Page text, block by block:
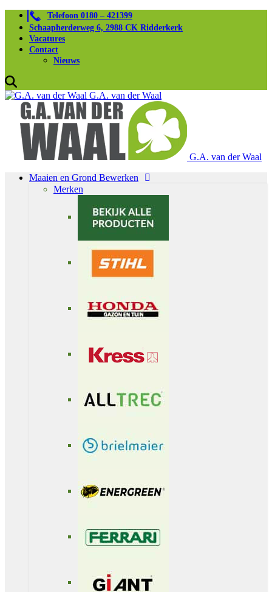
Telefoon 0180 – 421399
Schaapherderweg 6, 2988 CK Ridderkerk
Vacatures
Contact
Nieuws
G.A. van der Waal
G.A. van der Waal
Maaien en Grond Bewerken
Merken